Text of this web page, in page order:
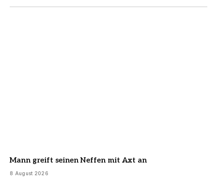
Mann greift seinen Neffen mit Axt an
8 August 2026